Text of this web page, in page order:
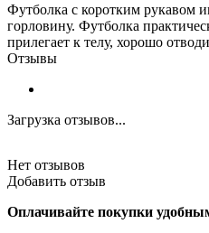
Футболка с коротким рукавом
горловину. Футболка
прилегает к телу, хорошо
Отзывы
Загрузка отзывов...
Нет отзывов
Добавить отзыв
Оплачивайте покупки